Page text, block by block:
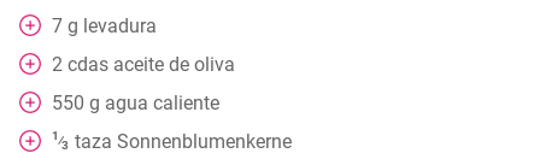
7 g levadura
2 cdas aceite de oliva
550 g agua caliente
1⁄3 taza Sonnenblumenkerne